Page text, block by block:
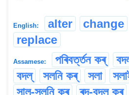
English: alter change
replace
Assamese: পৰিবৰ্ত্তন কৰ্
বদল্
সলনি কৰ্ সলা
সাল-সলনি কৰ্
ৰদ-বদল কৰ্